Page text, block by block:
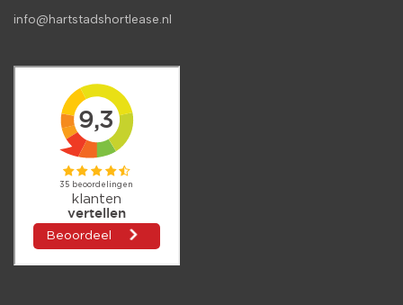
info@hartstadshortlease.nl